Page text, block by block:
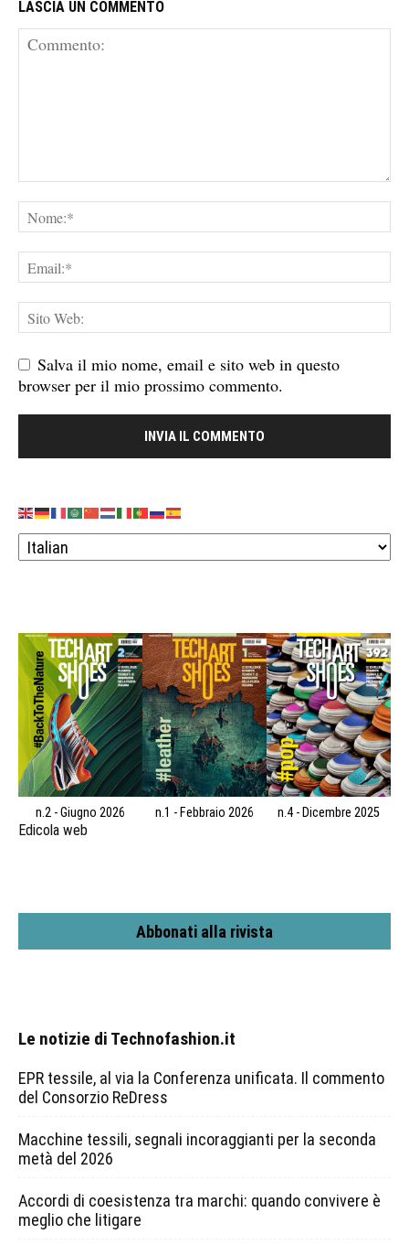
LASCIA UN COMMENTO
Salva il mio nome, email e sito web in questo
browser per il mio prossimo commento.
n.2 - Giugno 2026 n.1 - Febbraio 2026 n.4 - Dicembre 2025
Edicola web
Abbonati alla rivista
Le notizie di Technofashion.it
EPR tessile, al via la Conferenza unificata. Il commento
del Consorzio ReDress
Macchine tessili, segnali incoraggianti per la seconda
metà del 2026
Accordi di coesistenza tra marchi: quando convivere è
meglio che litigare